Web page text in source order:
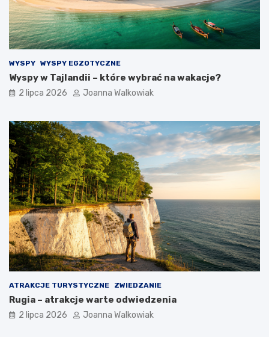
WYSPY WYSPY EGZOTYCZNE
Wyspy w Tajlandii – które wybrać na wakacje?
2 lipca 2026 Joanna Walkowiak
ATRAKCJE TURYSTYCZNE ZWIEDZANIE
Rugia – atrakcje warte odwiedzenia
2 lipca 2026 Joanna Walkowiak